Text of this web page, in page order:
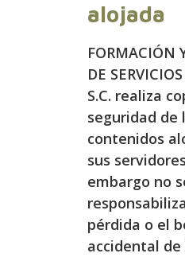
alojada
FORMACIÓN
DE
S.C. realiza
seguridad de
contenidos
sus
embargo no
pérdida o el
accidental